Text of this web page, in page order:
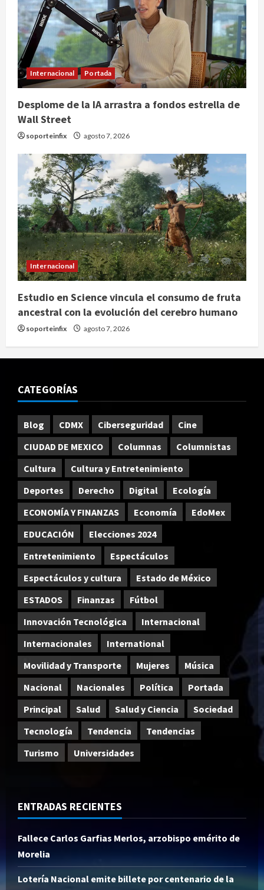
Internacional Portada
Desplome de la IA arrastra a fondos estrella de
Wall Street
soporteinfix agosto 7, 2026
Internacional
Estudio en Science vincula el consumo de fruta
ancestral con la evolución del cerebro humano
soporteinfix agosto 7, 2026
CATEGORÍAS
Blog CDMX Ciberseguridad
Cine
CIUDAD DE MEXICO
Columnas
Columnistas
Cultura
Cultura y Entretenimiento
Deportes
Derecho Digital
Ecología
ECONOMÍA Y FINANZAS
Economía
EdoMex
EDUCACIÓN
Elecciones 2024
Entretenimiento
Espectáculos
Espectáculos y cultura
Estado de México
ESTADOS
Finanzas
Fútbol
Innovación Tecnológica
Internacional
Internacionales
International
Movilidad y Transporte
Mujeres
Música
Nacional
Nacionales Política
Portada
Principal
Salud Salud y Ciencia
Sociedad
Tecnología
Tendencia
Tendencias
Turismo
Universidades
ENTRADAS RECIENTES
Fallece Carlos Garfias Merlos, arzobispo emérito de
Morelia
Lotería Nacional emite billete por centenario de la